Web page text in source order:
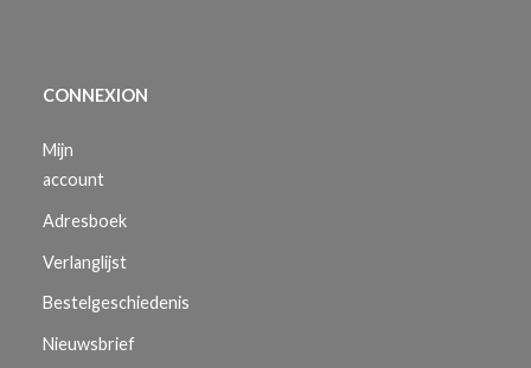
CONNEXION
Mijn
account
Adresboek
Verlanglijst
Bestelgeschiedenis
Nieuwsbrief